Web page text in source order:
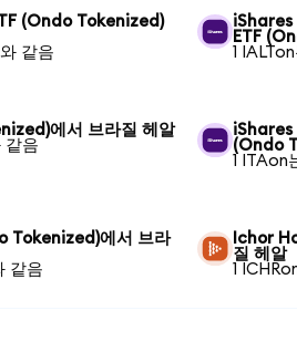
(Ondo Tokenized)
같음
ETF
1
에서 브라질 헤알
같음
iShares
(Ondo
1 ITAon
Tokenized)에서 브라
같음
Ichor
질 헤알
1